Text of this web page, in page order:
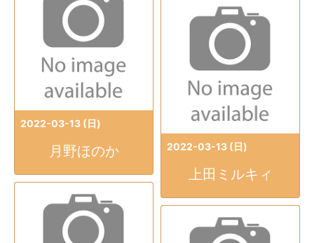
2022-03-13 (日)
月野ほのか 2022-03-13 (日)
上田ミルキィ